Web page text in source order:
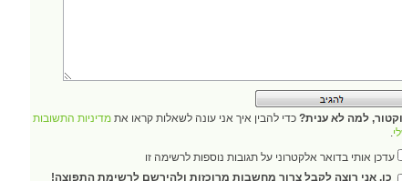
למה לא ענית? כדי להבין איך אני עונה לשאלות קראו את מדיניות התשובות
.
עדכן אותי בדואר אלקטרוני על תגובות נוספות לרשימה זו
כן, אני רוצה לקבל צרור מחשבות מרוכזות ולהירשם לרשימת התפוצה!